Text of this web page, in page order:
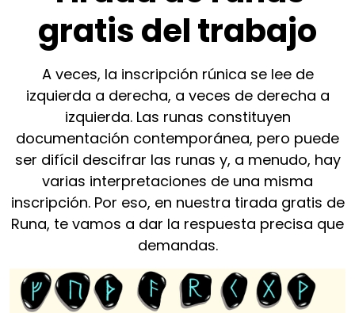
gratis del trabajo
A veces, la inscripción rúnica se lee de
izquierda a derecha, a veces de derecha a
izquierda. Las runas constituyen
documentación contemporánea, pero puede
ser difícil descifrar las runas y, a menudo, hay
varias interpretaciones de una misma
inscripción. Por eso, en nuestra tirada gratis de
Runa, te vamos a dar la respuesta precisa que
demandas.